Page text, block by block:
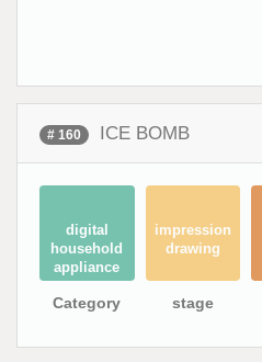
# 160 ICE BOMB
digital
household
appliance
Category
impression
drawing
stage